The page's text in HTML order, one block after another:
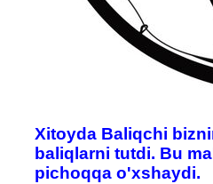
Xitoyda Baliqchi
baliqlarni tutdi. Bu
pichoqqa o'xshaydi.